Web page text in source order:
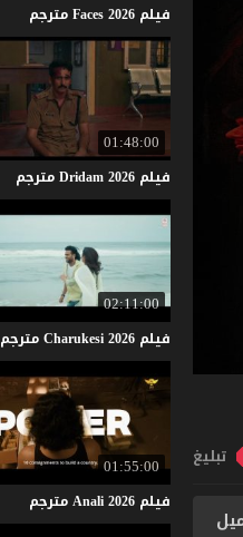
تبليغ
فيلم Faces2026 مترجم
01:48:00
فيلم Dridam2026 مترجم
02:11:00
فيلم Charukesi2026 مترجم
01:55:00
فيلم Anali2026 مترجم